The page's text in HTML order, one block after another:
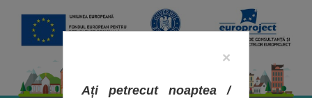
×
Ați petrecut noaptea /